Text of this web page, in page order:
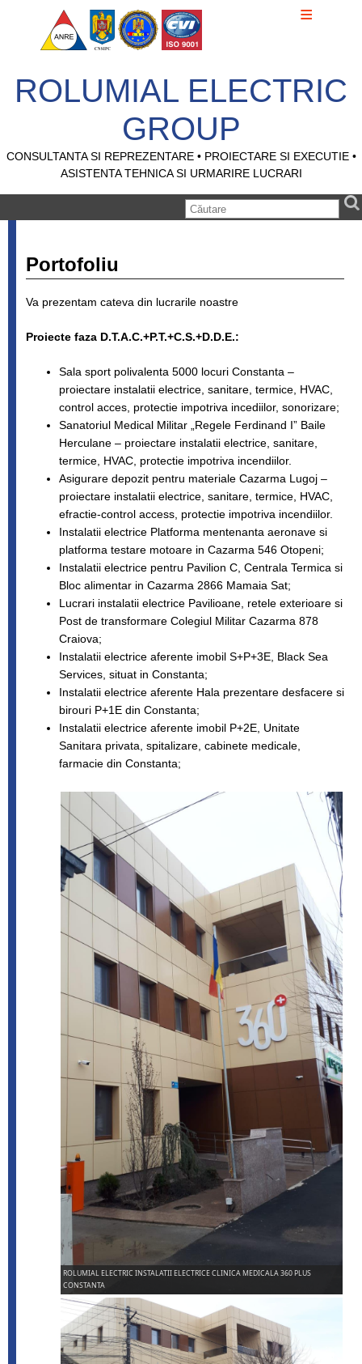
Acasa
Portofoliu
Contact
ROLUMIAL ELECTRIC
GROUP
CONSULTANTA SI REPREZENTARE • PROIECTARE SI EXECUTIE •
ASISTENTA TEHNICA SI URMARIRE LUCRARI
Portofoliu
Va prezentam cateva din lucrarile noastre
Proiecte faza D.T.A.C.+P.T.+C.S.+D.D.E.:
Sala sport polivalenta 5000 locuri Constanta –
proiectare instalatii electrice, sanitare, termice, HVAC,
control acces, protectie impotriva incediilor, sonorizare;
Sanatoriul Medical Militar „Regele Ferdinand I” Baile
Herculane – proiectare instalatii electrice, sanitare,
termice, HVAC, protectie impotriva incendiilor.
Asigurare depozit pentru materiale Cazarma Lugoj –
proiectare instalatii electrice, sanitare, termice, HVAC,
efractie-control access, protectie impotriva incendiilor.
Instalatii electrice Platforma mentenanta aeronave si
platforma testare motoare in Cazarma 546 Otopeni;
Instalatii electrice pentru Pavilion C, Centrala Termica si
Bloc alimentar in Cazarma 2866 Mamaia Sat;
Lucrari instalatii electrice Pavilioane, retele exterioare si
Post de transformare Colegiul Militar Cazarma 878
Craiova;
Instalatii electrice aferente imobil S+P+3E, Black Sea
Services, situat in Constanta;
Instalatii electrice aferente Hala prezentare desfacere si
birouri P+1E din Constanta;
Instalatii electrice aferente imobil P+2E, Unitate
Sanitara privata, spitalizare, cabinete medicale,
farmacie din Constanta;
ROLUMIAL ELECTRIC INSTALATII ELECTRICE CLINICA MEDICALA 360 PLUS
CONSTANTA